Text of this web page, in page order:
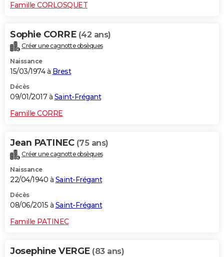
Famille CORLOSQUET
Sophie CORRE (42 ans)
Créer une cagnotte obsèques
Naissance
15/03/1974 à Brest
Décès
09/01/2017 à Saint-Frégant
Famille CORRE
Jean PATINEC (75 ans)
Créer une cagnotte obsèques
Naissance
22/04/1940 à Saint-Frégant
Décès
08/06/2015 à Saint-Frégant
Famille PATINEC
Josephine VERGE (83 ans)